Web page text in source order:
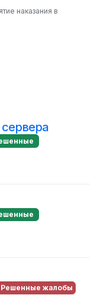
наказания в
Решенные жалобы